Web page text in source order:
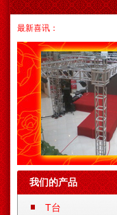
最新喜讯：
我们的产品
T台